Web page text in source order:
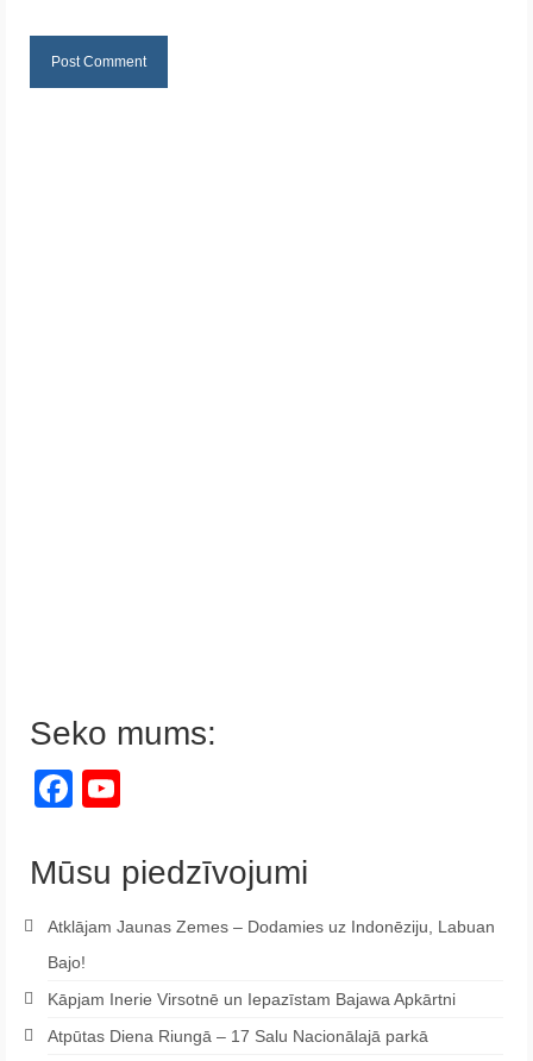
Seko mums:
Facebook
Mūsu piedzīvojumi
Atklājam Jaunas Zemes – Dodamies uz Indonēziju, Labuan
Bajo!
Kāpjam Inerie Virsotnē un Iepazīstam Bajawa Apkārtni
Atpūtas Diena Riungā – 17 Salu Nacionālajā parkā